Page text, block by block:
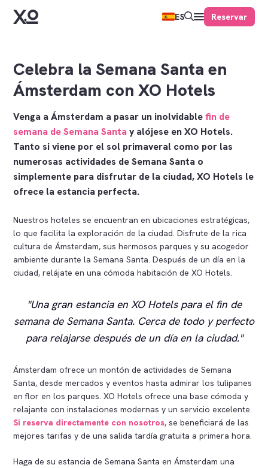
ES Reservar
Celebra la Semana Santa en
Ámsterdam con XO Hotels
Venga a Ámsterdam a pasar un inolvidablefin de
semana de Semana Santay alójese en XO Hotels.
Tanto si viene por el sol primaveral como por las
numerosas actividades de Semana Santa o
simplemente para disfrutar de la ciudad, XO Hotels le
ofrece la estancia perfecta.
Nuestros hoteles se encuentran en ubicaciones estratégicas,
lo que facilita la exploración de la ciudad. Disfrute de la rica
cultura de Ámsterdam, sus hermosos parques y su acogedor
ambiente durante la Semana Santa. Después de un día en la
ciudad, relájate en una cómoda habitación de XO Hotels.
Una gran estancia en XO Hotels para el fin de
semana de Semana Santa. Cerca de todo y perfecto
para relajarse después de un día en la ciudad.
Ámsterdam ofrece un montón de actividades de Semana
Santa, desde mercados y eventos hasta admirar los tulipanes
en flor en los parques. XO Hotels ofrece una base cómoda y
relajante con instalaciones modernas y un servicio excelente.
Si reserva directamente con nosotros, se beneficiará de las
mejores tarifas y de una salida tardía gratuita a primera hora.
Haga de su estancia de Semana Santa en Ámsterdam una